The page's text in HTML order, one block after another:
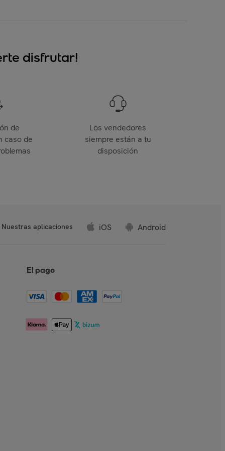
disfrutar!
de
caso de
Los vendedores
siempre están a tu
disposición
Nuestras aplicaciones iOS Android
El pago